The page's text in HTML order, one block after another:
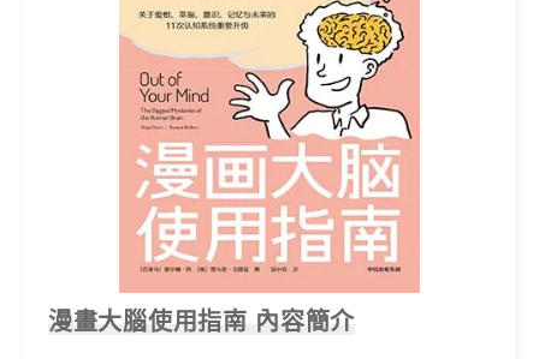
漫畫大腦使用指南 內容簡介